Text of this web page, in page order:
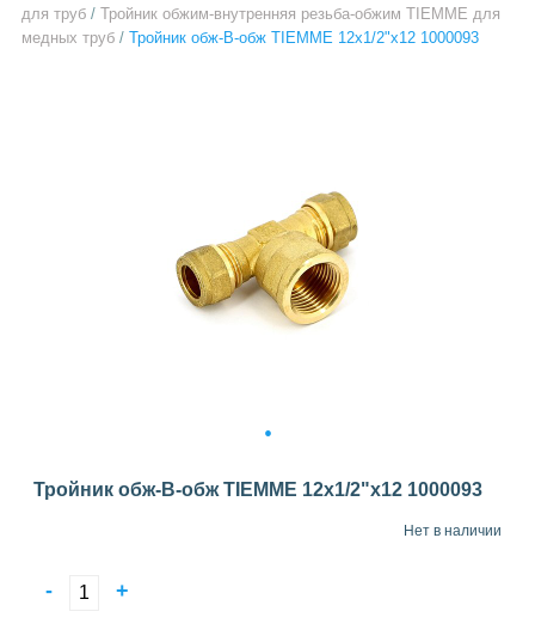
для труб / Тройник обжим-внутренняя резьба-обжим TIEMME для
медных труб / Тройник обж-B-обж TIEMME 12x1/2"x12 1000093
1
Тройник обж-B-обж TIEMME 12x1/2"x12 1000093
Нет в наличии
- +